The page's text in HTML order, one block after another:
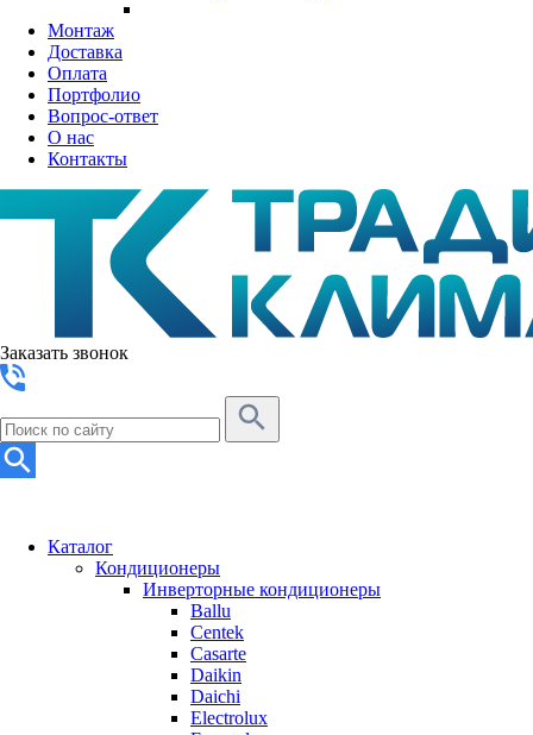
Монтаж
Доставка
Оплата
Портфолио
Вопрос-ответ
О нас
Контакты
Заказать звонок
Каталог
Кондиционеры
Инверторные кондиционеры
Ballu
Centek
Casarte
Daikin
Daichi
Electrolux